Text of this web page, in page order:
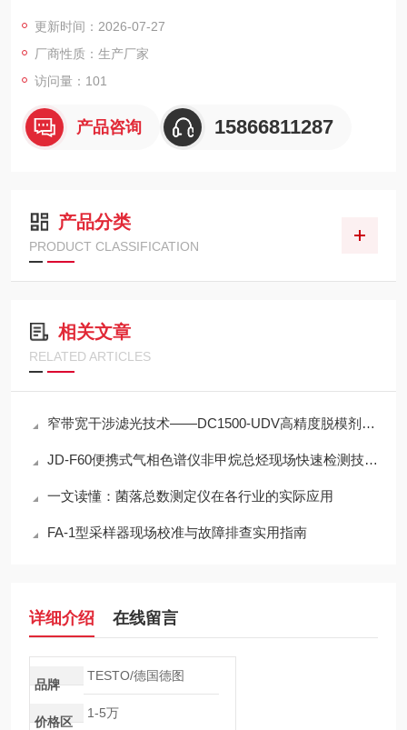
性物质含量，配合三色背光指示与可自定义报警阈值，辅助用户
把控换油时机，减少油脂浪费。
更新时间：2026-07-27
厂商性质：生产厂家
访问量：101
产品咨询 15866811287
产品分类
PRODUCT CLASSIFICATION
相关文章
RELATED ARTICLES
窄带宽干涉滤光技术——DC1500-UDV高精度脱模剂浓度检测的光学核心
JD-F60便携式气相色谱仪非甲烷总烃现场快速检测技术方案
一文读懂：菌落总数测定仪在各行业的实际应用
FA-1型采样器现场校准与故障排查实用指南
详细介绍 在线留言
品牌
TESTO/德国德图
价格区
1-5万